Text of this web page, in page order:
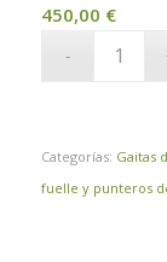
450,00 €
Categorías: Gaitas
fuelle y punteros